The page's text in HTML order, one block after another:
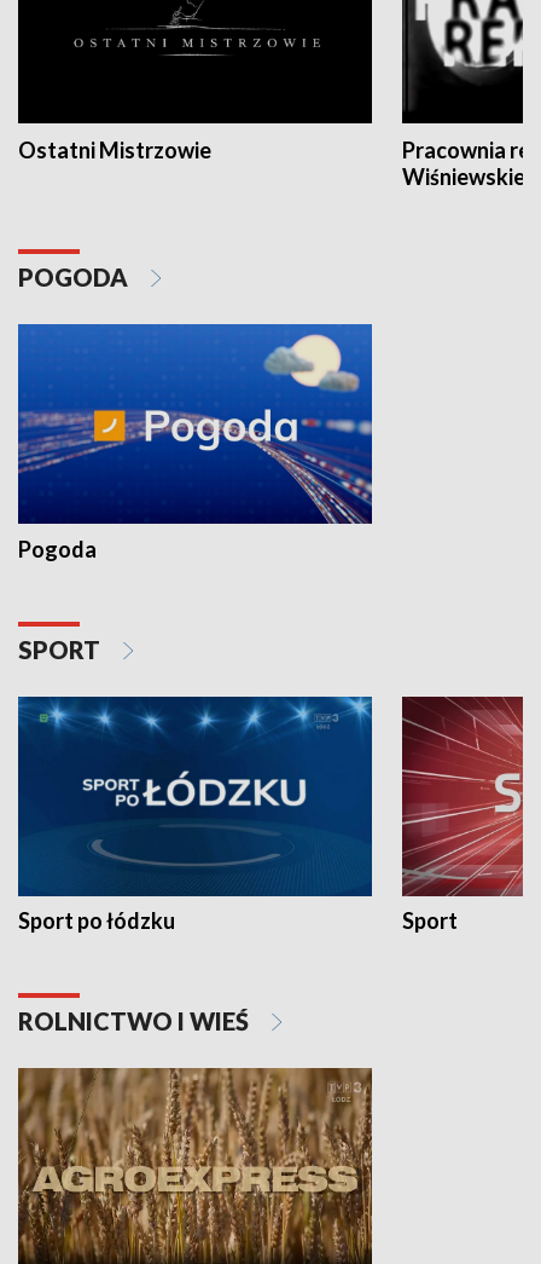
Ostatni Mistrzowie
Pracownia
POGODA
Pogoda
SPORT
Sport po łódzku Sport
ROLNICTWO I WIEŚ